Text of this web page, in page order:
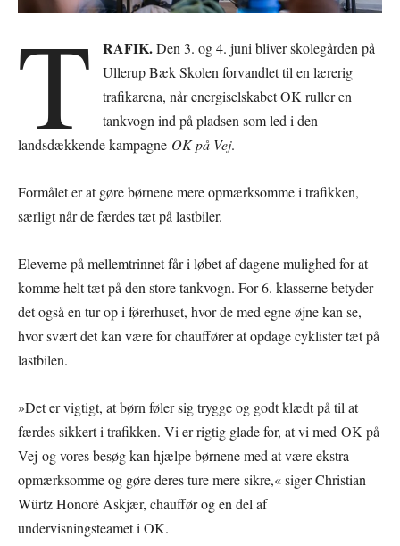
T RAFIK.Den 3. og 4. juni bliver skolegården på
Ullerup Bæk Skolen forvandlet til en lærerig
trafikarena, når energiselskabet OK ruller en
tankvogn ind på pladsen som led i den
landsdækkende kampagne OK på Vej.
Formålet er at gøre børnene mere opmærksomme i trafikken,
særligt når de færdes tæt på lastbiler.
Eleverne på mellemtrinnet får i løbet af dagene mulighed for at
komme helt tæt på den store tankvogn. For 6. klasserne betyder
det også en tur op i førerhuset, hvor de med egne øjne kan se,
hvor svært det kan være for chauffører at opdage cyklister tæt på
lastbilen.
»Det er vigtigt, at børn føler sig trygge og godt klædt på til at
færdes sikkert i trafikken. Vi er rigtig glade for, at vi med OK på
Vej og vores besøg kan hjælpe børnene med at være ekstra
opmærksomme og gøre deres ture mere sikre,« siger Christian
Würtz Honoré Askjær, chauffør og en del af
undervisningsteamet i OK.